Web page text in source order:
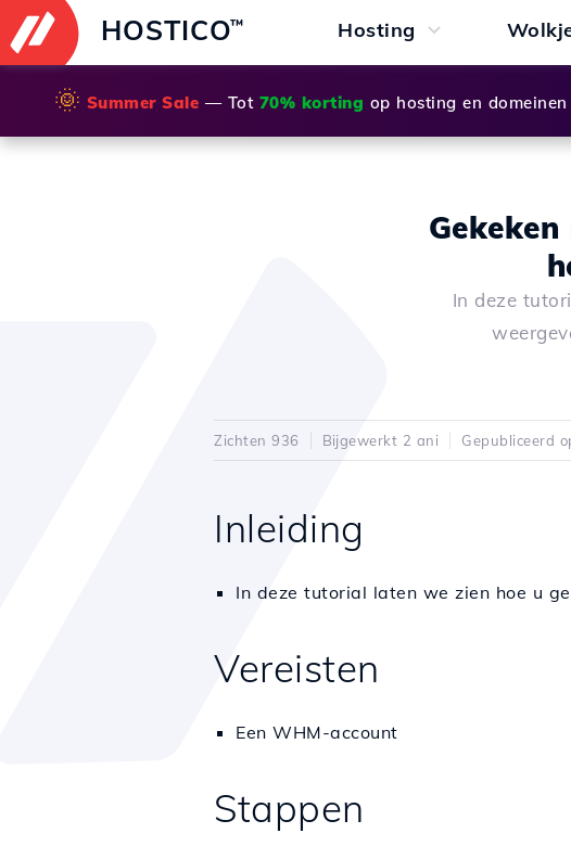
HOSTICO™ Hosting
🌞 Summer Sale — Tot 70% korting op hosting en domeinen
In deze
Zichten 936 Bijgewerkt 2 ani Gepubliceerd
Inleiding
In deze tutorial laten we zien hoe u
Vereisten
Een WHM-account
Stappen